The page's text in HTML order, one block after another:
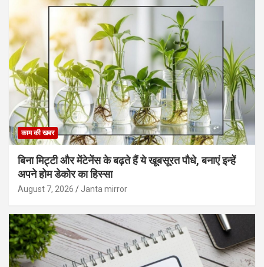
काम की खबर
बिना मिट्टी और मेंटेनेंस के बढ़ते हैं ये खूबसूरत पौधे, बनाएं इन्‍हें
अपने होम डेकोर का हिस्‍सा
August 7, 2026 Janta mirror